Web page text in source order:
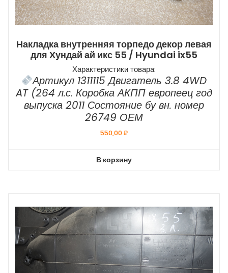
Накладка внутренняя торпедо декор левая
для Хундай ай икс 55 / Hyundai ix55
Характеристики товара:
Артикул 1311115 Двигатель 3.8 4WD
AT (264 л.с. Коробка АКПП европеец год
выпуска 2011 Состояние бу вн. номер
26749 ОЕМ
550,00₽
В корзину